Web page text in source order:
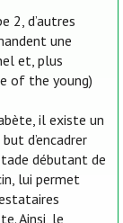
2, d’autres
une
et, plus
of the young)
il existe un
d’encadrer
débutant de
lui permet
Ainsi, le